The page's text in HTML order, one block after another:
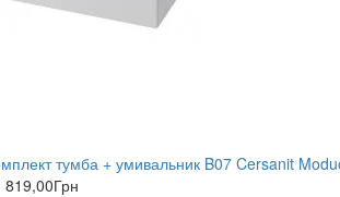
тумба + умивальник B07 Cersanit
819,00Грн